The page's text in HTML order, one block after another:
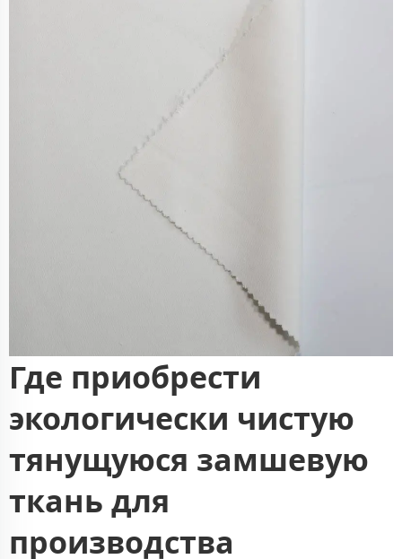
Где приобрести
экологически чистую
тянущуюся замшевую
ткань для
производства